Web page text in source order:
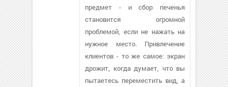
предмет - и сбор печенья
становится огромной
проблемой, если не нажать на
нужное место. Привлечение
клиентов - то же самое: экран
дрожит, когда думает, что вы
пытаетесь переместить вид, а